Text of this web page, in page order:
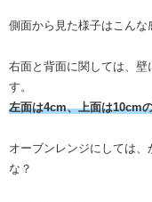
側面から見た様子はこんな
右面と背面に関しては、
す。
左面は4cm、上面は10cm
オーブンレンジにしては
な？